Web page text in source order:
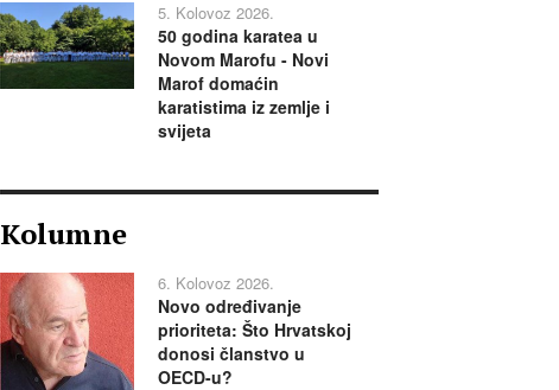
5. Kolovoz 2026.
50 godina karatea u
Novom Marofu - Novi
Marof domaćin
karatistima iz zemlje i
svijeta
Kolumne
6. Kolovoz 2026.
Novo određivanje
prioriteta: Što Hrvatskoj
donosi članstvo u
OECD-u?